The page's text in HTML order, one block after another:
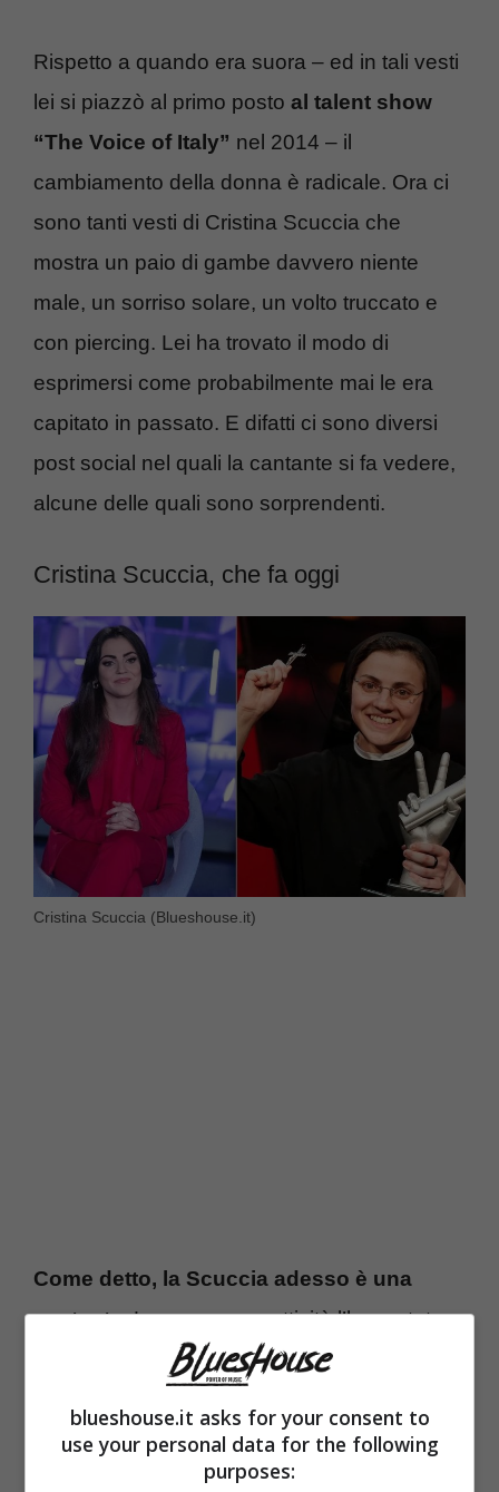
Rispetto a quando era suora – ed in tali vesti
lei si piazzò al primo posto al talent show
“The Voice of Italy” nel 2014 – il
cambiamento della donna è radicale. Ora ci
sono tanti vesti di Cristina Scuccia che
mostra un paio di gambe davvero niente
male, un sorriso solare, un volto truccato e
con piercing. Lei ha trovato il modo di
esprimersi come probabilmente mai le era
capitato in passato. E difatti ci sono diversi
post social nel quali la cantante si fa vedere,
alcune delle quali sono sorprendenti.
Cristina Scuccia, che fa oggi
Cristina Scuccia (Blueshouse.it)
Come detto, la Scuccia adesso è una
cantante. La sua nuova attività l’ha portata a
trasferirsi a Madrid, dove sembra che abbia
donna. Ma non ci sono molti dettagli in merito
e non si sa se la cosa corrisponda davvero a
blueshouse.it asks for your consent to
use your personal data for the following
purposes: